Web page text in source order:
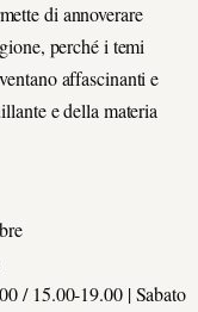
di annoverare
perché i temi
affascinanti e
e della materia
/ 15.00-19.00 | Sabato